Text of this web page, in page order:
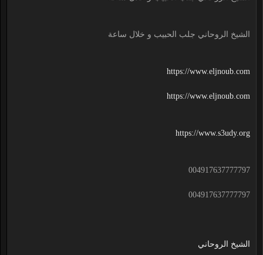
الشيخ الروحاني جلب الحبيب و خلال ساعة
https://www.eljnoub.com
https://www.eljnoub.com
https://www.s3udy.org
004917637777797
004917637777797
الشيخ الروحاني